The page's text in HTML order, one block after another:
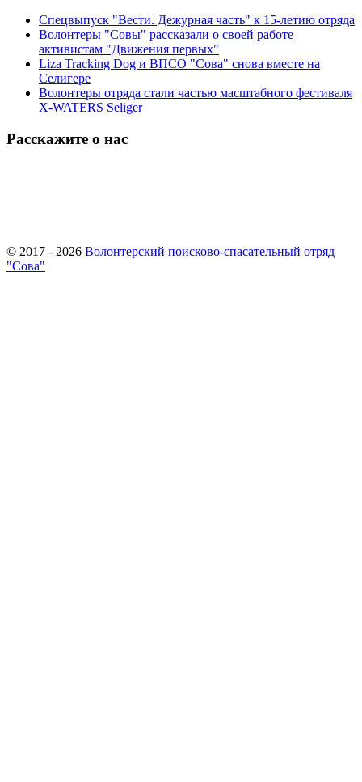
Спецвыпуск "Вести. Дежурная часть" к 15-летию отряда
Волонтеры "Совы" рассказали о своей работе
активистам "Движения первых"
Liza Tracking Dog и ВПСО "Сова" снова вместе на
Селигере
Волонтеры отряда стали частью масштабного фестиваля
X-WATERS Seliger
Расскажите о нас
© 2017 - 2026 Волонтерский поисково-спасательный отряд
"Сова"